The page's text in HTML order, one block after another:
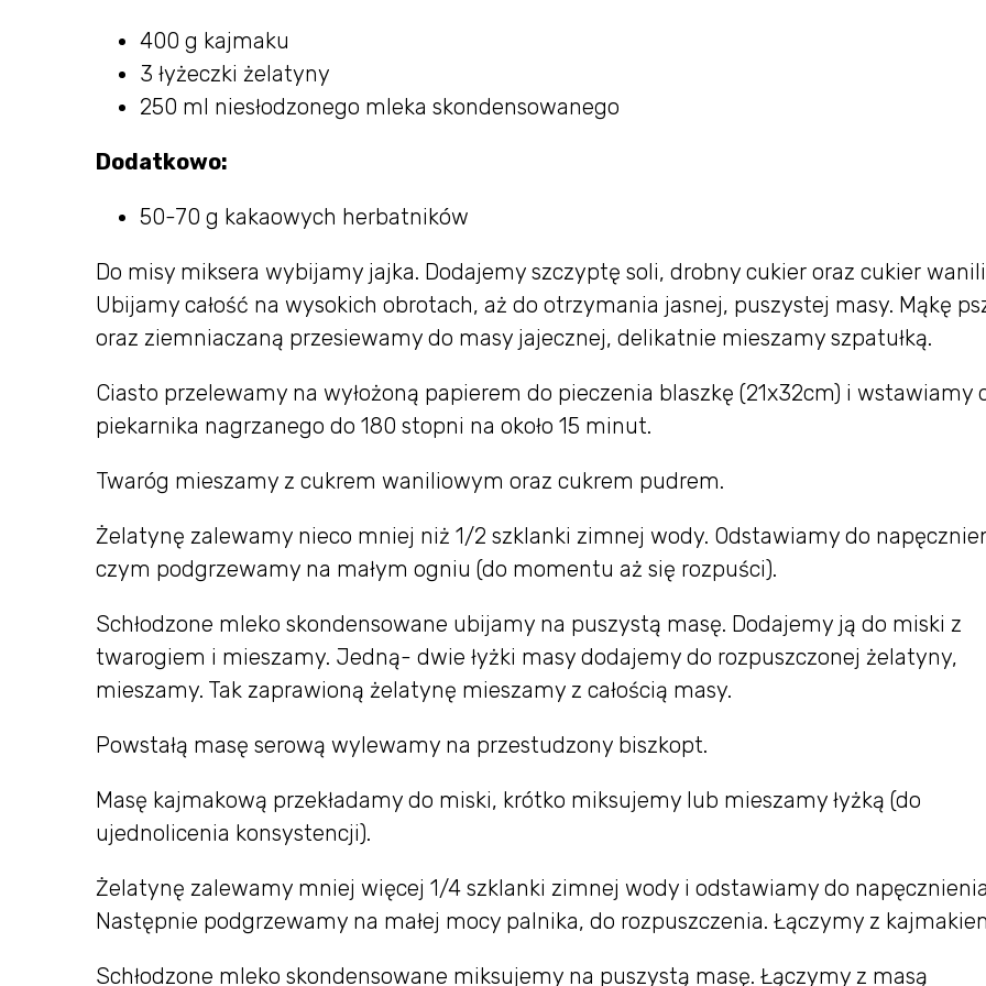
400 g kajmaku
3 łyżeczki żelatyny
250 ml niesłodzonego mleka skondensowanego
Dodatkowo:
50-70 g kakaowych herbatników
Do misy miksera wybijamy jajka. Dodajemy szczyptę soli, drobny cukier oraz cukier
Ubijamy całość na wysokich obrotach, aż do otrzymania jasnej, puszystej masy. Mąkę
oraz ziemniaczaną przesiewamy do masy jajecznej, delikatnie mieszamy szpatułką.
Ciasto przelewamy na wyłożoną papierem do pieczenia blaszkę (21x32cm) i wstawiamy
piekarnika nagrzanego do 180 stopni na około 15 minut.
Twaróg mieszamy z cukrem waniliowym oraz cukrem pudrem.
Żelatynę zalewamy nieco mniej niż 1/2 szklanki zimnej wody. Odstawiamy do
czym podgrzewamy na małym ogniu (do momentu aż się rozpuści).
Schłodzone mleko skondensowane ubijamy na puszystą masę. Dodajemy ją do miski z
twarogiem i mieszamy. Jedną- dwie łyżki masy dodajemy do rozpuszczonej żelatyny,
mieszamy. Tak zaprawioną żelatynę mieszamy z całością masy.
Powstałą masę serową wylewamy na przestudzony biszkopt.
Masę kajmakową przekładamy do miski, krótko miksujemy lub mieszamy łyżką (do
ujednolicenia konsystencji).
Żelatynę zalewamy mniej więcej 1/4 szklanki zimnej wody i odstawiamy do
Następnie podgrzewamy na małej mocy palnika, do rozpuszczenia. Łączymy z
Schłodzone mleko skondensowane miksujemy na puszystą masę. Łączymy z masą